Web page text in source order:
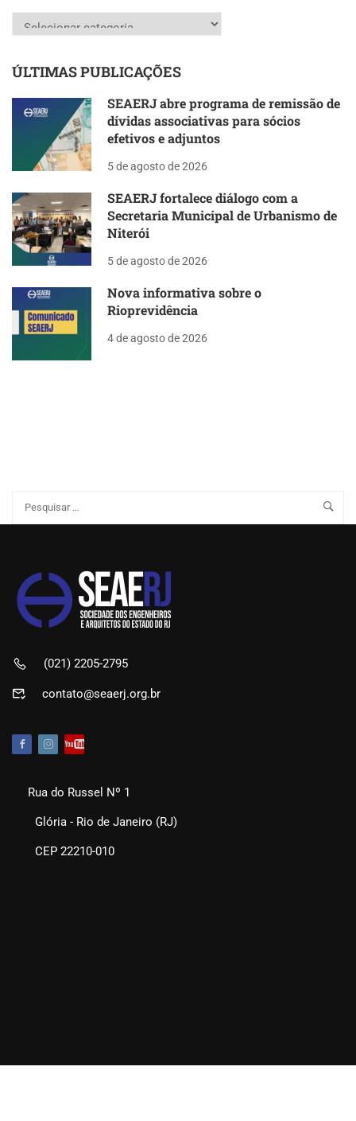
Categorias
ÚLTIMAS PUBLICAÇÕES
SEAERJ abre programa de remissão de
dívidas associativas para sócios
efetivos e adjuntos
5 de agosto de 2026
SEAERJ fortalece diálogo com a
Secretaria Municipal de Urbanismo de
Niterói
5 de agosto de 2026
Nova informativa sobre o
Rioprevidência
4 de agosto de 2026
(021) 2205-2795
contato@seaerj.org.br
Rua do Russel Nº 1
Glória - Rio de Janeiro (RJ)
CEP 22210-010